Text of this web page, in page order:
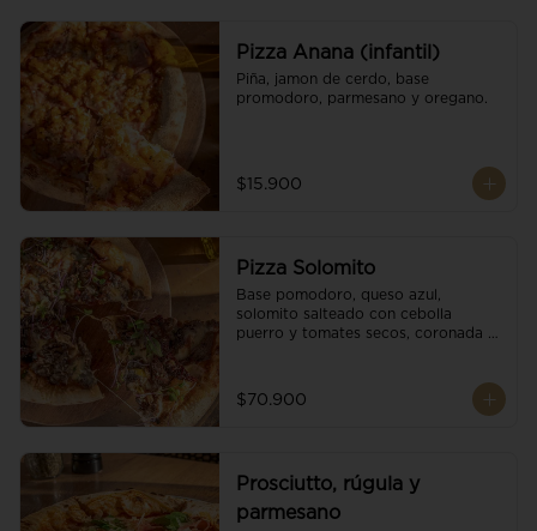
Pizza Anana (infantil)
Piña, jamon de cerdo, base
promodoro, parmesano y oregano.
$15.900
Pizza Solomito
Base pomodoro, queso azul,
solomito salteado con cebolla
puerro y tomates secos, coronada
$70.900
Prosciutto, rúgula y
parmesano